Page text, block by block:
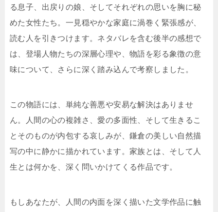
る息子、出戻りの娘、そしてそれぞれの思いを胸に秘
めた女性たち。一見穏やかな家庭に渦巻く緊張感が、
読む人を引きつけます。ネタバレを含む後半の感想で
は、登場人物たちの深層心理や、物語を彩る象徴の意
味について、さらに深く踏み込んで考察しました。
この物語には、単純な善悪や安易な解決はありませ
ん。人間の心の複雑さ、愛の多面性、そして生きるこ
とそのものが内包する哀しみが、鎌倉の美しい自然描
写の中に静かに描かれています。家族とは、そして人
生とは何かを、深く問いかけてくる作品です。
もしあなたが、人間の内面を深く描いた文学作品に触